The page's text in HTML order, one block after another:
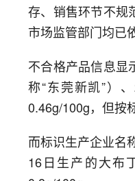
存、销售环节不规
市场监管部门均已
不合格产品信息显
称“东莞新凯”）
0.46g/100g，但按
而标识生产企业名
16日生产的大布